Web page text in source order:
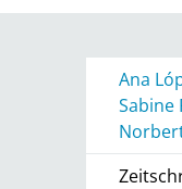
Ana
Sabine